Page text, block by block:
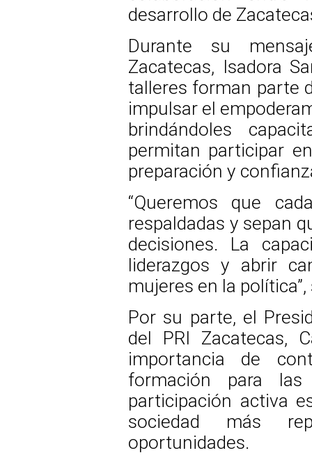
desarrollo de
Durante su
Zacatecas, Isadora
talleres forman parte
impulsar el
brindándoles
permitan participar
preparación y
“Queremos que
respaldadas y sepan
decisiones. La
liderazgos y abrir
mujeres en la
Por su parte, el
del PRI Zacatecas,
importancia de
formación para
participación activa
sociedad más
oportunidades.